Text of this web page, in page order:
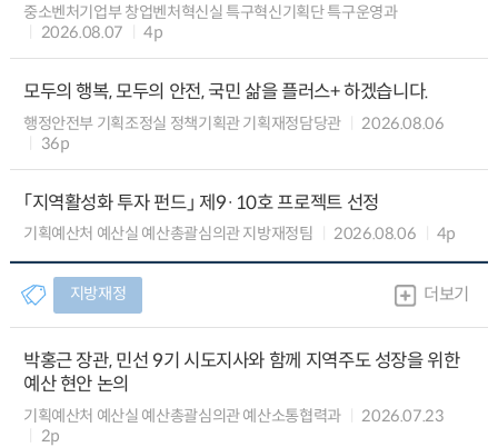
중소벤처기업부 창업벤처혁신실 특구혁신기획단 특구운영과
2026.08.07
4p
모두의 행복, 모두의 안전, 국민 삶을 플러스+ 하겠습니다.
행정안전부 기획조정실 정책기획관 기획재정담당관
2026.08.06
36p
「지역활성화 투자 펀드」 제9·10호 프로젝트 선정
기획예산처 예산실 예산총괄심의관 지방재정팀 2026.08.06 4p
지방재정 더보기
박홍근 장관, 민선 9기 시도지사와 함께 지역주도 성장을 위한
예산 현안 논의
기획예산처 예산실 예산총괄심의관 예산소통협력과
2026.07.23
2p